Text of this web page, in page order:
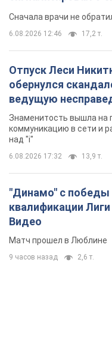
"Динамо" с победы
квалификации
Видео
Матч прошел в Люблине
9 часов назад 2,6 т.